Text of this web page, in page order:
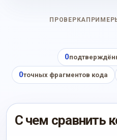
ПРОВЕРКА
0
0точных фрагментов кода
С чем сравнить